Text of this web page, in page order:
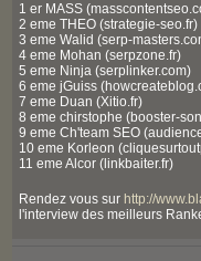
1 er MASS
2 eme THEO (strategie-seo.fr)
3 eme Walid (serp-
4 eme Mohan (serpzone.fr)
5 eme Ninja (serplinker.com)
6 eme jGuiss
7 eme Duan (Xitio.fr)
8 eme chirstophe (booster-
9 eme Ch'team SEO
10 eme Korleon
11 eme Alcor (linkbaiter.fr)
Rendez vous sur http://
l'interview des meilleurs